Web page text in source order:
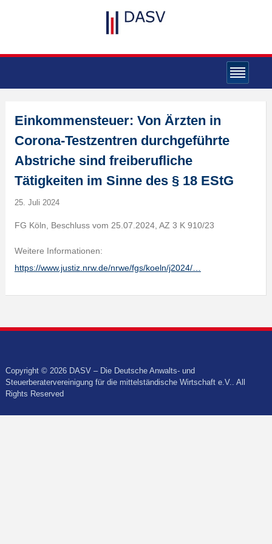
Einkommensteuer: Von Ärzten in
Corona-Testzentren durchgeführte
Abstriche sind freiberufliche
Tätigkeiten im Sinne des § 18 EStG
25. Juli 2024
FG Köln, Beschluss vom 25.07.2024, AZ 3 K 910/23
Weitere Informationen:
https://www.justiz.nrw.de/nrwe/fgs/koeln/j2024/…
Copyright © 2026 DASV – Die Deutsche Anwalts- und
Steuerberatervereinigung für die mittelständische Wirtschaft e.V.. All
Rights Reserved